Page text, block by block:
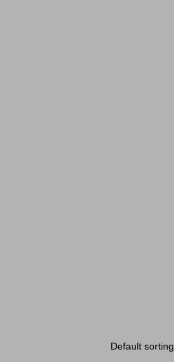
Default sorting